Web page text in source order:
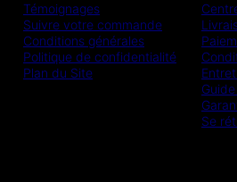
Témoignages
Suivre votre commande
Conditions générales
Politique de confidentialité
Plan du Site
Se